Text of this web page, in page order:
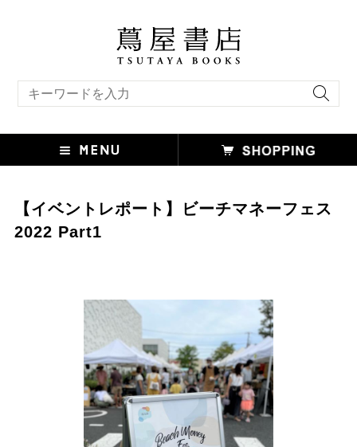
【イベントレポート】ビーチマネーフェス
2022 Part1